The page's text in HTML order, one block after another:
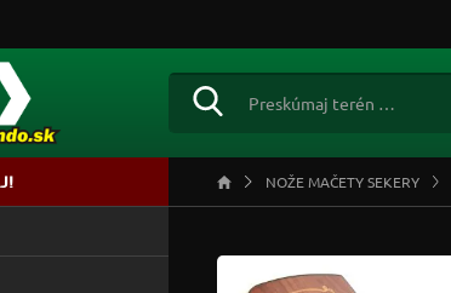
NOŽE MAČETY SEKERY